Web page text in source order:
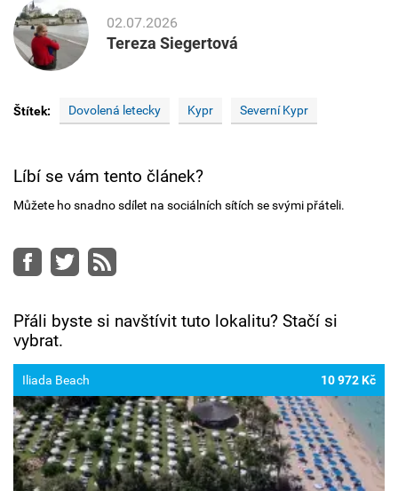
02.07.2026
Tereza Siegertová
Štítek: Dovolená letecky Kypr Severní Kypr
Líbí se vám tento článek?
Můžete ho snadno sdílet na sociálních sítích se svými přáteli.
Facebook
Twitter
RSS
Přáli byste si navštívit tuto lokalitu? Stačí si
vybrat.
Iliada Beach 10 972 Kč